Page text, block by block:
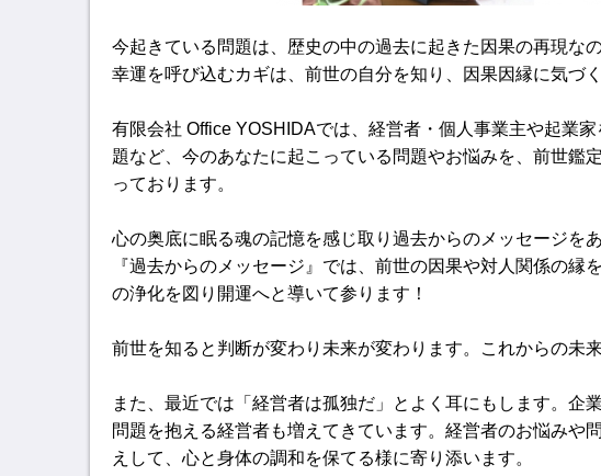
今起きている問題は、歴史の中の過去に起きた因果の再現なの
幸運を呼び込むカギは、前世の自分を知り、因果因縁に気づ
有限会社 Office YOSHIDAでは、経営者・個人事業主や起業
題など、今のあなたに起こっている問題やお悩みを、前世鑑
っております。
心の奥底に眠る魂の記憶を感じ取り過去からのメッセージを
『過去からのメッセージ』では、前世の因果や対人関係の
の浄化を図り開運へと導いて参ります！
前世を知ると判断が変わり未来が変わります。これからの未
また、最近では「経営者は孤独だ」とよく耳にもします。企
問題を抱える経営者も増えてきています。経営者のお悩みや
えして、心と身体の調和を保てる様に寄り添います。